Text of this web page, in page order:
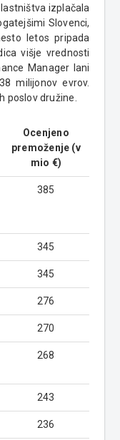
izplačala
Slovenci,
letos pripada
višje vrednosti
Manager lani
milijonov evrov.
poslov družine.
Ocenjeno
premoženje (v
mio €)
385
345
345
276
270
268
243
236